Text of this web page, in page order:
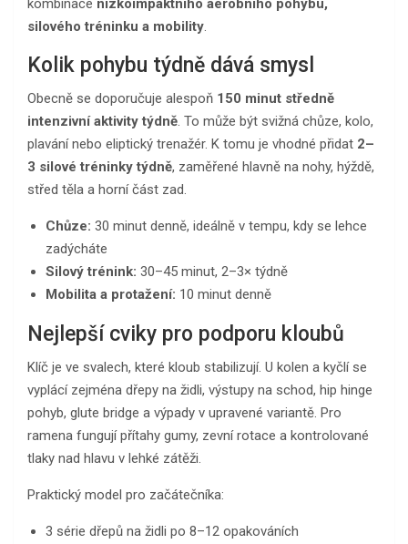
kombinace nízkoimpaktního aerobního pohybu,
silového tréninku a mobility.
Kolik pohybu týdně dává smysl
Obecně se doporučuje alespoň 150 minut středně
intenzivní aktivity týdně. To může být svižná chůze, kolo,
plavání nebo eliptický trenažér. K tomu je vhodné přidat 2–
3 silové tréninky týdně, zaměřené hlavně na nohy, hýždě,
střed těla a horní část zad.
Chůze: 30 minut denně, ideálně v tempu, kdy se lehce
zadýcháte
Silový trénink: 30–45 minut, 2–3× týdně
Mobilita a protažení: 10 minut denně
Nejlepší cviky pro podporu kloubů
Klíč je ve svalech, které kloub stabilizují. U kolen a kyčlí se
vyplácí zejména dřepy na židli, výstupy na schod, hip hinge
pohyb, glute bridge a výpady v upravené variantě. Pro
ramena fungují přítahy gumy, zevní rotace a kontrolované
tlaky nad hlavu v lehké zátěži.
Praktický model pro začátečníka:
3 série dřepů na židli po 8–12 opakováních